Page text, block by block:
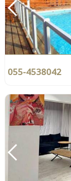
055-4538042